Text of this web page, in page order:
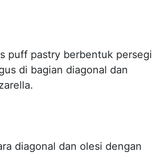
puff pastry berbentuk persegi
di bagian diagonal dan
diagonal dan olesi dengan